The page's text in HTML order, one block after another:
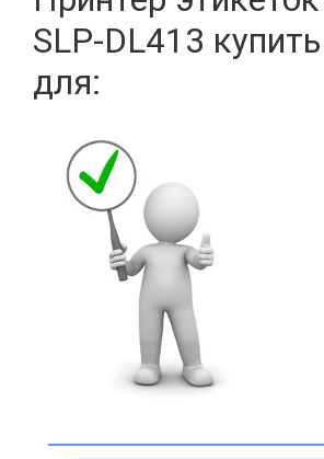
SLP-DL413
для: